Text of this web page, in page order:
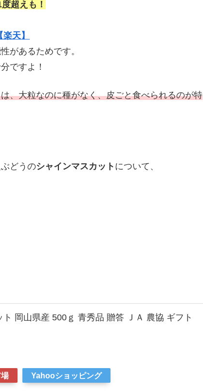
超えも！
天】
があるためです。
ですよ！
は、大粒なのに種がなく、皮ごと食べられるのが特
どうのシャインマスカット について、
岡山県産 500ｇ 青秀品 贈答 ＪＡ 農協 ギフト
Yahooショッピング